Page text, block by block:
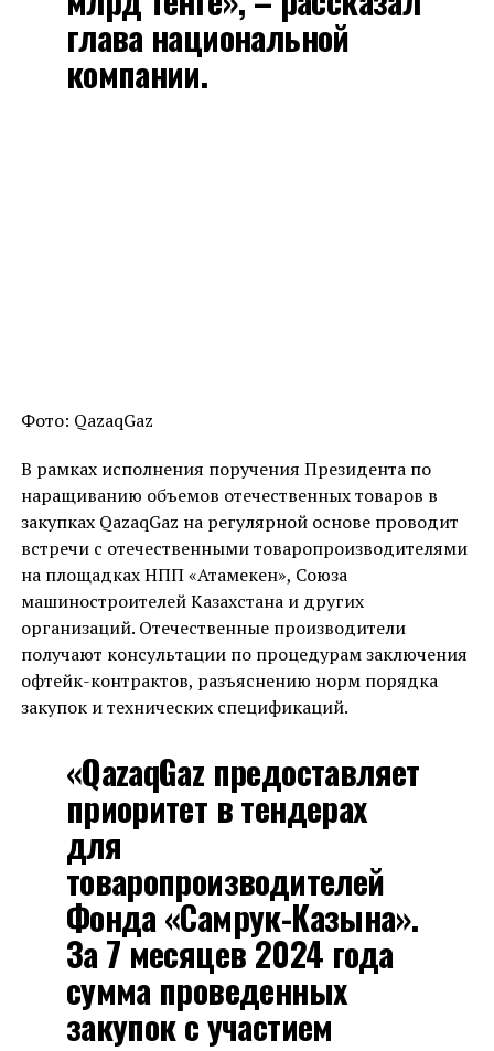
глава национальной
компании.
Фото: QazaqGaz
В рамках исполнения поручения Президента по
наращиванию объемов отечественных товаров в
закупках QazaqGaz на регулярной основе проводит
встречи с отечественными товаропроизводителями
на площадках НПП «Атамекен», Союза
машиностроителей Казахстана и других
организаций. Отечественные производители
получают консультации по процедурам заключения
офтейк-контрактов, разъяснению норм порядка
закупок и технических спецификаций.
«QazaqGaz предоставляет
приоритет в тендерах
для
товаропроизводителей
Фонда «Самрук-Казына».
За 7 месяцев 2024 года
сумма проведенных
закупок с участием